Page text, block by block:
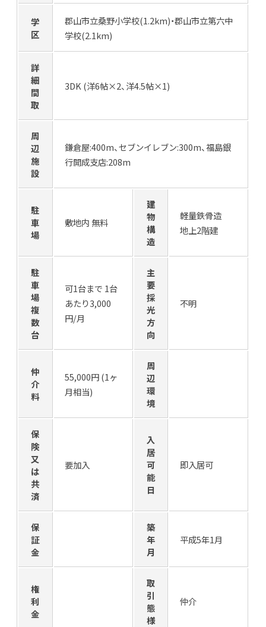
学
区
郡山市立桑野小学校(1.2km)・郡山市立第六中
学校(2.1km)
詳
細
間
取
3DK (洋6帖×2、洋4.5帖×1)
周
辺
施
設
鎌倉屋:400m、セブンイレブン:300m、福島銀
行開成支店:208m
駐
車
場
敷地内 無料
建
物
構
造
軽量鉄骨造
地上2階建
駐
車
場
複
数
台
可1台まで 1台
あたり3,000
円/月
主
要
採
光
方
向
不明
仲
介
料
55,000円 (1ヶ
月相当)
周
辺
環
境
保
険
又
は
共
済
要加入
入
居
可
能
日
即入居可
保
証
金
築
年
月
平成5年1月
権
利
金
取
引
態
様
仲介